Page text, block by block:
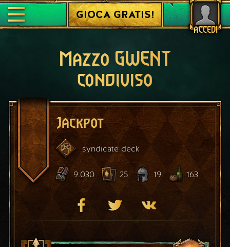
ACCEDI
GIOCA GRATIS!
Mazzo GWENT
condiviso
Jackpot
syndicate deck
9.030 25 19 163